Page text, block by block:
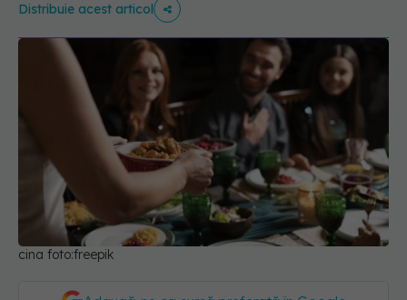
Distribuie acest articol
cina foto:freepik